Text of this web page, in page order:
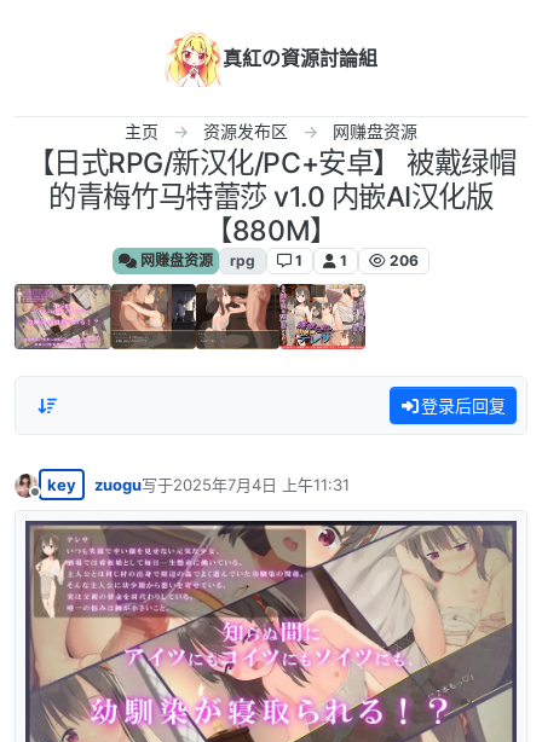
真紅の資源討論組
主页 资源发布区 网赚盘资源
【日式RPG/新汉化/PC+安卓】 被戴绿帽
的青梅竹马特蕾莎 v1.0 内嵌AI汉化版
【880M】
网赚盘资源 rpg 1 1 206
登录后回复
离线
key zuogu写于2025年7月4日 上午11:31
最后由 编辑